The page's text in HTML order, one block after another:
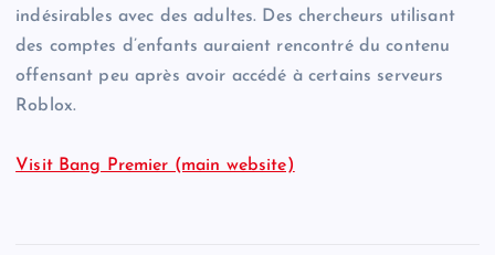
indésirables avec des adultes. Des chercheurs utilisant
des comptes d’enfants auraient rencontré du contenu
offensant peu après avoir accédé à certains serveurs
Roblox.
Visit Bang Premier (main website)